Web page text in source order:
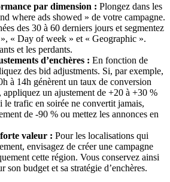
par dimension : Plongez dans les
where ads showed » de votre campagne.
des 30 à 60 derniers jours et segmentez
« Day of week » et « Geographic ».
et les perdants.
d’enchères : En fonction de
des bid adjustments. Si, par exemple,
à 14h génèrent un taux de conversion
appliquez un ajustement de +20 à +30 %
le trafic en soirée ne convertit jamais,
de -90 % ou mettez les annonces en
valeur : Pour les localisations qui
envisagez de créer une campagne
cette région. Vous conservez ainsi
son budget et sa stratégie d’enchères.